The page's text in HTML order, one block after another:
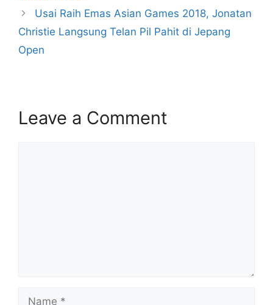
Usai Raih Emas Asian Games 2018, Jonatan
Christie Langsung Telan Pil Pahit di Jepang
Open
Leave a Comment